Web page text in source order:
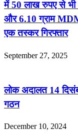
में 50 लाख रुपए से भी
और 6.10 ग्राम
एक तस्कर गिरफ्तार
September 27, 2025
लोक अदालत 14
गठन
December 10, 2024